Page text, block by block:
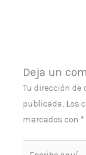
Deja un
Tu dirección de
publicada. Los
marcados con *